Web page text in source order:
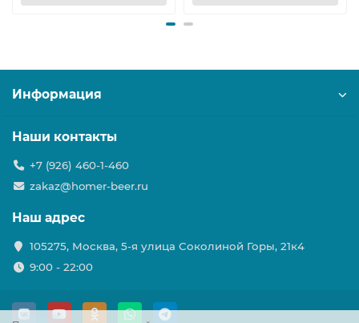
Информация
Наши контакты
+7 (926) 460-1-460
zakaz@homer-beer.ru
Наш адрес
105275, Москва, 5-я улица Соколиной Горы, 21к4
9:00 - 22:00